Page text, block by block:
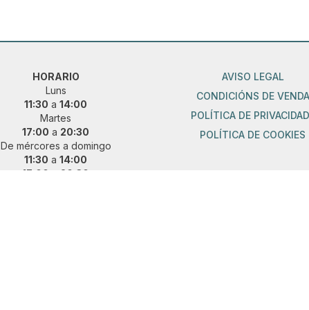
HORARIO
Luns
11:30 a 14:00
Martes
17:00 a 20:30
De mércores a domingo
11:30 a 14:00
17:00
20:30
AVISO LEGAL
CONDICIÓNS DE VENDA
POLÍTICA DE
POLÍTICA DE COOKIES